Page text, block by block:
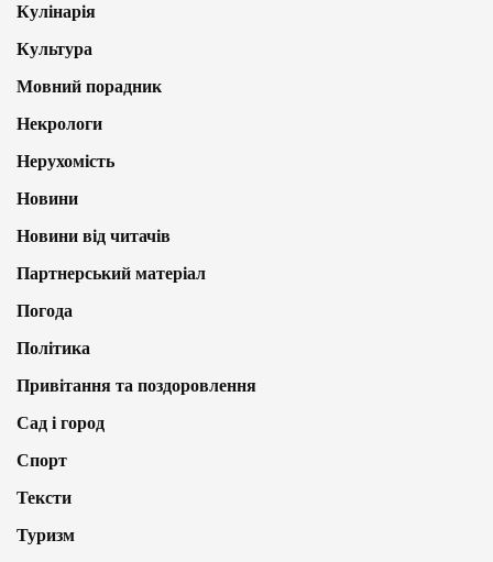
Кулінарія
Культура
Мовний порадник
Некрологи
Нерухомість
Новини
Новини від читачів
Партнерський матеріал
Погода
Політика
Привітання та поздоровлення
Сад і город
Спорт
Тексти
Туризм